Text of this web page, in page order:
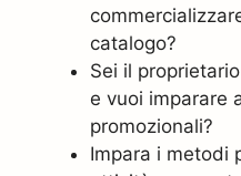
catalogo?
Sei il
e vuoi imparare
promozionali?
Impara i metodi